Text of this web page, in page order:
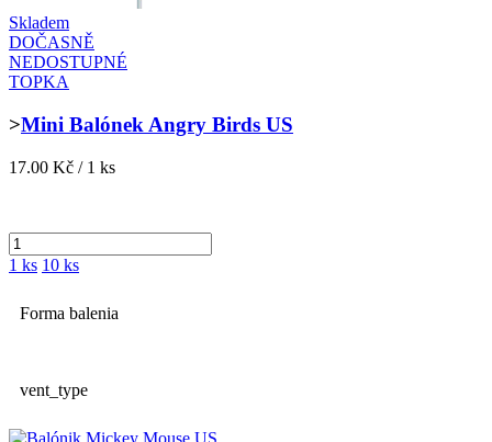
Skladem
DOČASNĚ
NEDOSTUPNÉ
TOPKA
>Mini Balónek Angry Birds US
17.00 Kč / 1 ks
1 ks 10 ks
Forma balenia
vent_type